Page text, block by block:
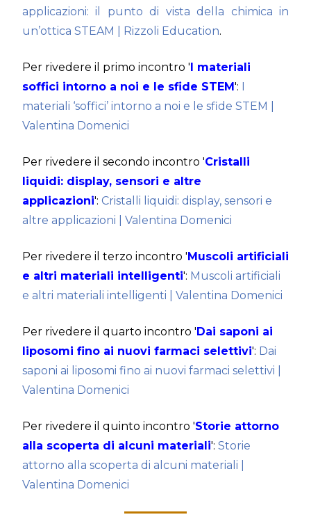
applicazioni: il punto di vista della chimica in
un’ottica STEAM | Rizzoli Education.
Per rivedere il primo incontro ' I materiali
soffici intorno a noi e le sfide STEM ':
materiali ‘soffici’ intorno a noi e le sfide STEM |
Valentina Domenici
Per rivedere il secondo incontro 'Cristalli
liquidi: display, sensori e altre
applicazioni': Cristalli liquidi: display, sensori e
altre applicazioni | Valentina Domenici
Per rivedere il terzo incontro ' Muscoli artificiali
e altri materiali intelligenti': Muscoli artificiali
e altri materiali intelligenti | Valentina Domenici
Per rivedere il quarto incontro ' Dai saponi ai
liposomi fino ai nuovi farmaci selettivi': Dai
saponi ai liposomi fino ai nuovi farmaci selettivi |
Valentina Domenici
Per rivedere il quinto incontro 'Storie attorno
alla scoperta di alcuni materiali': Storie
attorno alla scoperta di alcuni materiali |
Valentina Domenici